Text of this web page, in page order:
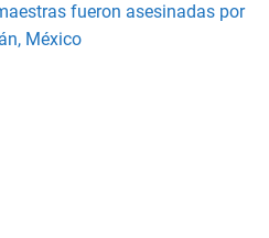
fueron asesinadas por
México